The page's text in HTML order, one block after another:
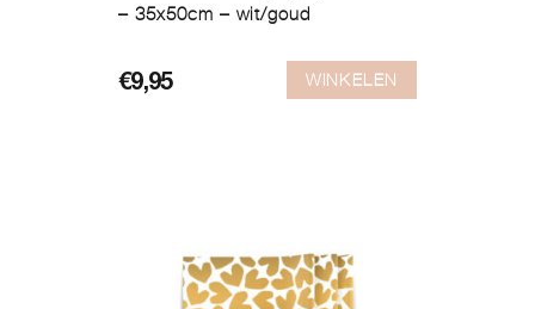
– 35x50cm – wit/goud
€9,95 WINKELEN